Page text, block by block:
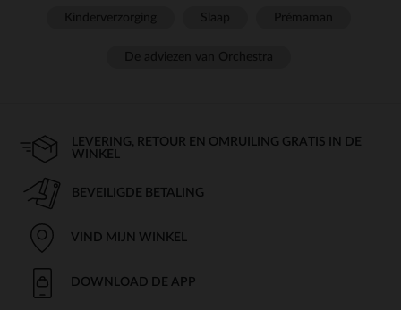
LEVERING, RETOUR EN OMRUILING GRATIS IN DE
WINKEL
BEVEILIGDE BETALING
VIND MIJN WINKEL
DOWNLOAD DE APP